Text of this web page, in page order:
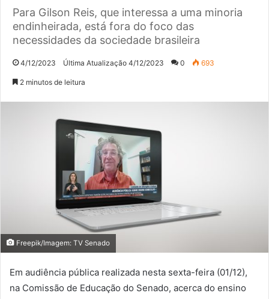
Para Gilson Reis, que interessa a uma minoria
endinheirada, está fora do foco das
necessidades da sociedade brasileira
4/12/2023 Última Atualização 4/12/2023 0 693
2 minutos de leitura
Freepik/Imagem: TV Senado
Em audiência pública realizada nesta sexta-feira (01/12),
na Comissão de Educação do Senado, acerca do ensino